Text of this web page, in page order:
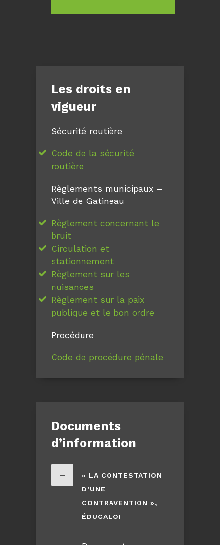
Les droits en
vigueur
Sécurité routière
Code de la sécurité
routière
Règlements municipaux –
Ville de Gatineau
Règlement concernant le
bruit
Circulation et
stationnement
Règlement sur les
nuisances
Règlement sur la paix
publique et le bon ordre
Procédure
Code de procédure pénale
Documents
d’information
« LA CONTESTATION
D’UNE
CONTRAVENTION »,
ÉDUCALOI